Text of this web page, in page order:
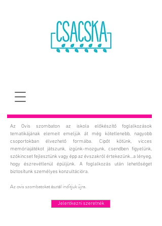
Az Ovis szombaton az iskola előkészítő foglalkozások
tematikájának elemeit emeljük át még kötetlenebb, nagyobb
csoportokban élvezhető formába. Cipőt kötünk, vicces
memóriajátékot játszunk, izgünk-mozgunk, csendben figyelünk,
szókincset fejlesztünk vagy épp az évszakról értekezünk...a lényeg,
hogy észrevétlenül épüljünk. A foglalkozás után lehetőséget
biztosítunk személyes konzultációra.
Az ovis szombatokat ősztől indítjuk újra.
Jelentkezni szeretnék